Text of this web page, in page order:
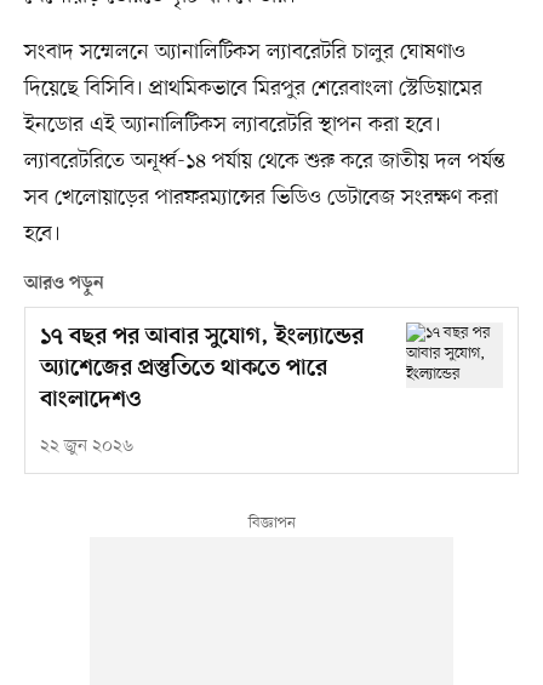
সংবাদ সম্মেলনে অ্যানালিটিকস ল্যাবরেটরি চালুর ঘোষণাও
দিয়েছে বিসিবি। প্রাথমিকভাবে মিরপুর শেরেবাংলা স্টেডিয়ামের
ইনডোর এই অ্যানালিটিকস ল্যাবরেটরি স্থাপন করা হবে।
ল্যাবরেটরিতে অনূর্ধ্ব-১৪ পর্যায় থেকে শুরু করে জাতীয় দল পর্যন্ত
সব খেলোয়াড়ের পারফরম্যান্সের ভিডিও ডেটাবেজ সংরক্ষণ করা
হবে।
আরও পড়ুন
১৭ বছর পর আবার সুযোগ, ইংল্যান্ডের
অ্যাশেজের প্রস্তুতিতে থাকতে পারে
বাংলাদেশও
২২ জুন ২০২৬